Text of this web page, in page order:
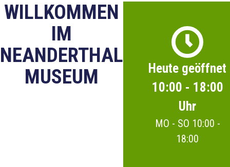
WILLKOMMEN
IM
NEANDERTHAL
MUSEUM
Heute geöffnet
10:00 - 18:00
Uhr
MO - SO 10:00 -
18:00